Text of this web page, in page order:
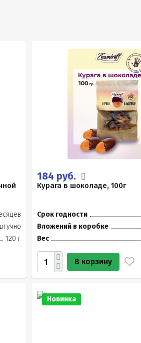
120 г
184 руб.
Курага в шоколаде, 100г
Срок годности
Вложений в коробке
Вес
В корзину
Новинка